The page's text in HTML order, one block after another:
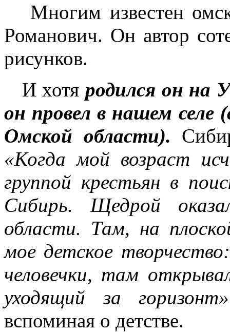
Многим известен
Романович. Он автор
рисунков.
И хотя родился он на
он провел в нашем селе
Омской области).
«Когда мой возраст
группой крестьян в
Сибирь. Щедрой
области. Там, на
мое детское
человечки, там
уходящий за горизонт»
вспоминая о детстве.